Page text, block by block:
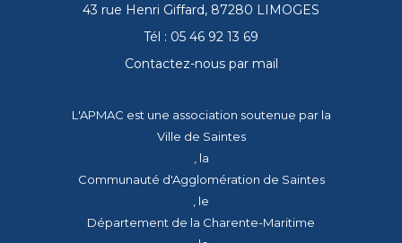
43 rue Henri Giffard, 87280 LIMOGES
Tél : 05 46 92 13 69
Contactez-nous par mail
L'APMAC est une association soutenue par la
Ville de Saintes
, la
Communauté d'Agglomération de Saintes
, le
Département de la Charente-Maritime